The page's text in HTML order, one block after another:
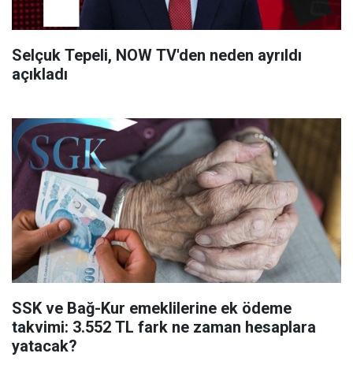
Selçuk Tepeli, NOW TV'den neden ayrıldı
açıkladı
SSK ve Bağ-Kur emeklilerine ek ödeme
takvimi: 3.552 TL fark ne zaman hesaplara
yatacak?